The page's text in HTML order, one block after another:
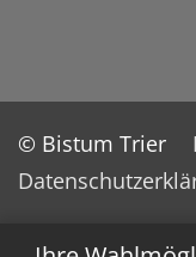
© Bistum Trier